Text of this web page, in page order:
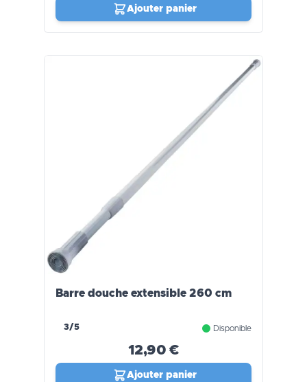
Ajouter panier
Barre douche extensible 260 cm
3/5 Disponible
12,90 €
Ajouter panier